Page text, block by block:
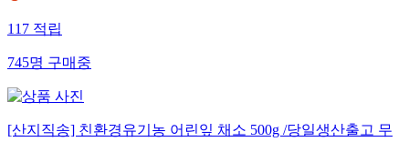
117적립
745명구매중
[산지직송] 친환경유기농 어린잎 채소 500g /당일생산출고 무